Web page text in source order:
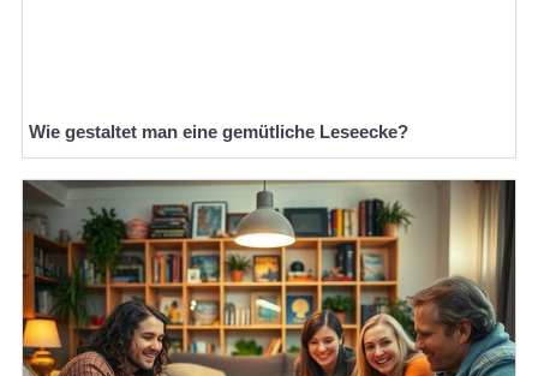
Wie gestaltet man eine gemütliche Leseecke?